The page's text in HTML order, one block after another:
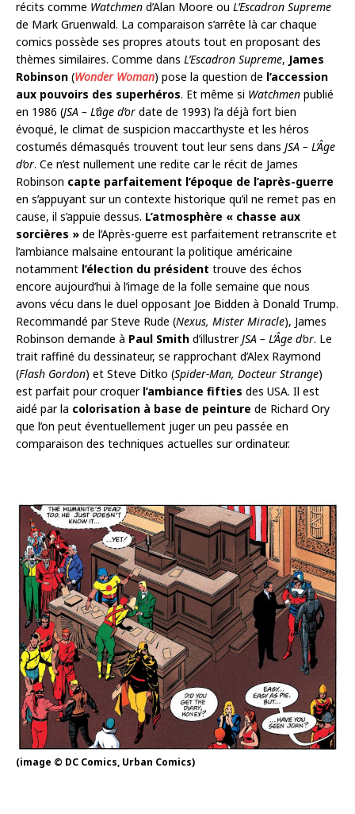
récits comme Watchmen d’Alan Moore ou L’Escadron Supreme
de Mark Gruenwald. La comparaison s’arrête là car chaque
comics possède ses propres atouts tout en proposant des
thèmes similaires. Comme dans L’Escadron Supreme, James
Robinson (Wonder Woman) pose la question de l’accession
aux pouvoirs des superhéros. Et même si Watchmen publié
en 1986 (JSA – L’âge d’or date de 1993) l’a déjà fort bien
évoqué, le climat de suspicion maccarthyste et les héros
costumés démasqués trouvent tout leur sens dans JSA – L’Âge
d’or. Ce n’est nullement une redite car le récit de James
Robinson capte parfaitement l’époque de l’après-guerre
en s’appuyant sur un contexte historique qu’il ne remet pas en
cause, il s’appuie dessus. L’atmosphère « chasse aux
sorcières » de l’Après-guerre est parfaitement retranscrite et
l’ambiance malsaine entourant la politique américaine
notamment l’élection du président trouve des échos
encore aujourd’hui à l’image de la folle semaine que nous
avons vécu dans le duel opposant Joe Bidden à Donald Trump.
Recommandé par Steve Rude (Nexus, Mister Miracle), James
Robinson demande à Paul Smith d’illustrer JSA – L’Âge d’or. Le
trait raffiné du dessinateur, se rapprochant d’Alex Raymond
(Flash Gordon) et Steve Ditko (Spider-Man, Docteur Strange)
est parfait pour croquer l’ambiance fifties des USA. Il est
aidé par la colorisation à base de peinture de Richard Ory
que l’on peut éventuellement juger un peu passée en
comparaison des techniques actuelles sur ordinateur.
(image © DC Comics, Urban Comics)